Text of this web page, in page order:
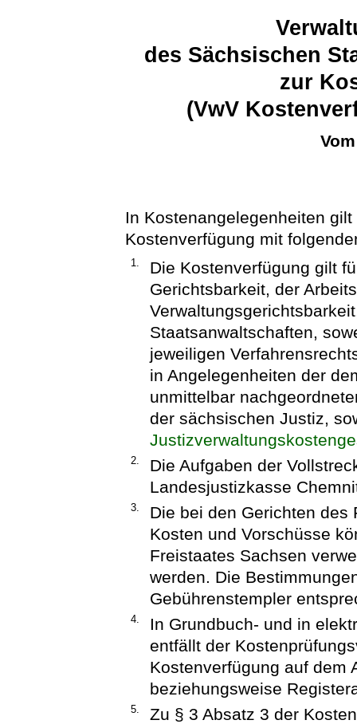
des Sächsischen
zur
(VwV
In Kostenangelegenheiten
Kostenverfügung mit
1.
Die Kostenverfügung gilt
Gerichtsbarkeit, der
Staatsanwaltschaften,
jeweiligen
in Angelegenheiten der
unmittelbar
der sächsischen Justiz,
2.
Die Aufgaben der
Landesjustizkasse
3.
Die bei den Gerichten des
Kosten und Vorschüsse
Freistaates Sachsen
werden. Die
Gebührenstempler
4.
In Grundbuch- und in
entfällt der
Kostenverfügung auf dem
beziehungsweise
5.
Zu § 3 Absatz 3 der